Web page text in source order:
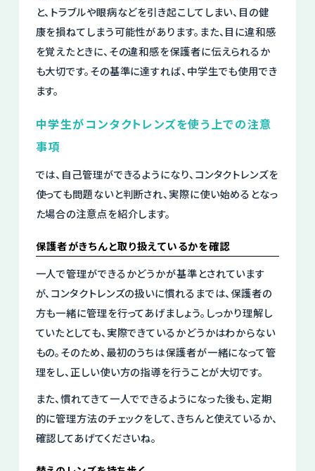
と、トラブルや眼病などを引き起こしてしまい、目の健
康を損ねてしまう可能性があります。また、目に違和感
を覚えたときに、その違和感を保護者に伝えられるか
も大切です。その基準に達すれば、中学生でも使用でき
ます。
中学生がコンタクトレンズを使う上での注意
事項
では、自己管理ができるようになり、コンタクトレンズを
使っても問題ないと判断され、実際に使い始めるとなっ
た場合の注意点を紹介します。
保護者がきちんと取り扱えているかを確認
一人で管理ができるかどうかが基準とされています
が、コンタクトレンズの扱いに慣れるまでは、保護者の
方も一緒に管理を行ってあげましょう。しっかり理解し
ていたとしても、実際できているかどうかはわからない
もの。そのため、最初のうちは保護者が一緒になって管
理をし、正しい使い方の指導を行うことが大切です。
また、慣れてきて一人でできるようになった後も、定期
的に管理方法のチェックをして、きちんと使えているか、
確認してあげてくださいね。